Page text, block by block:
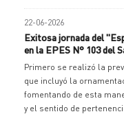
22-06-2026
Exitosa jornada del
en la EPES N° 103 del
Primero se realizó la
que incluyó la
fomentando de esta
y el sentido de